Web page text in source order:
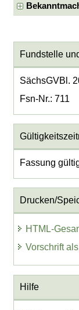
Fundstelle
SächsGVBl.
Fsn-Nr.: 711
Fassung
Drucken/
HTML-
Vorschrift
Hilfe